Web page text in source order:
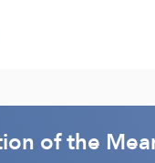
API
of the